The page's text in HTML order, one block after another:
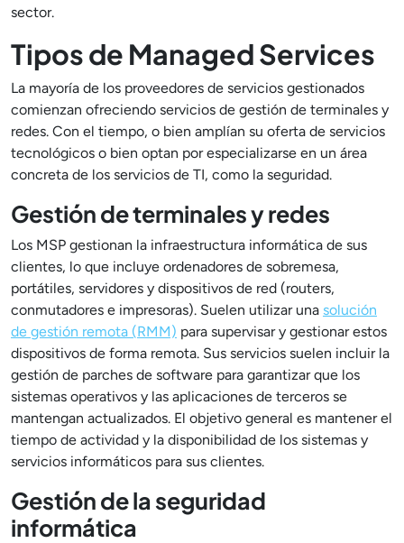
sector.
Tipos de Managed Services
La mayoría de los proveedores de servicios gestionados
comienzan ofreciendo servicios de gestión de terminales y
redes. Con el tiempo, o bien amplían su oferta de servicios
tecnológicos o bien optan por especializarse en un área
concreta de los servicios de TI, como la seguridad.
Gestión de terminales y redes
Los MSP gestionan la infraestructura informática de sus
clientes, lo que incluye ordenadores de sobremesa,
portátiles, servidores y dispositivos de red (routers,
conmutadores e impresoras). Suelen utilizar una solución
de gestión remota (RMM) para supervisar y gestionar estos
dispositivos de forma remota. Sus servicios suelen incluir la
gestión de parches de software para garantizar que los
sistemas operativos y las aplicaciones de terceros se
mantengan actualizados. El objetivo general es mantener el
tiempo de actividad y la disponibilidad de los sistemas y
servicios informáticos para sus clientes.
Gestión de la seguridad
informática